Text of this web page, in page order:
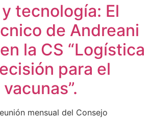
tecnología: El
de Andreani
la CS “Logística
para el
mensual del Consejo